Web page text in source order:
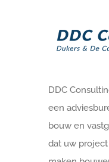
DDC
een
bouw en
dat uw